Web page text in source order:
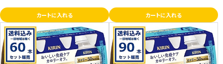
カートに入れる カートに入れる